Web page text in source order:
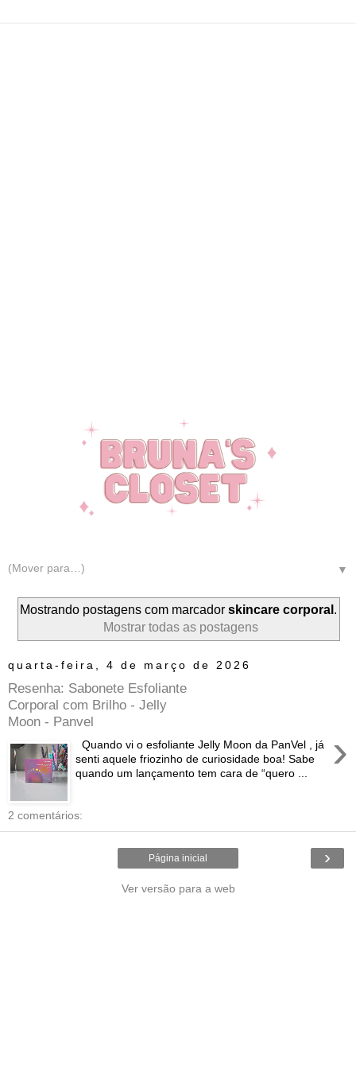
▼
Mostrando postagens com marcador skincare corporal .
Mostrar todas as postagens
quarta-feira, 4 de março de 2026
Resenha: Sabonete Esfoliante
Corporal com Brilho - Jelly
Moon - Panvel
›
Quando vi o esfoliante Jelly Moon da PanVel , já
senti aquele friozinho de curiosidade boa! Sabe
quando um lançamento tem cara de “quero ...
2 comentários:
›
Página inicial
Ver versão para a web